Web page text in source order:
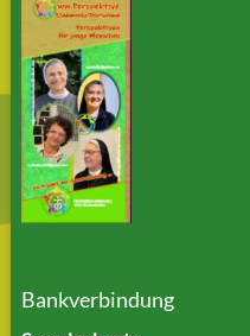
Bankverbindung